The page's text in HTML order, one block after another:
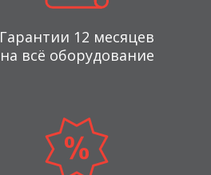
Гарантии 12 месяцев
на всё оборудование